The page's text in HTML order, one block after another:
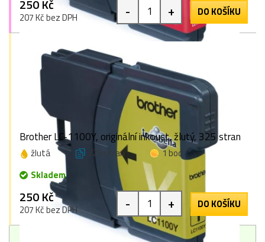
250 Kč
207 Kč bez DPH - + DO KOŠÍKU
Brother LC-1100Y, originální inkoust, žlutý, 325 stran
žlutá 325 stran
1 bod
Skladem
250 Kč
207 Kč bez DPH - + DO KOŠÍKU